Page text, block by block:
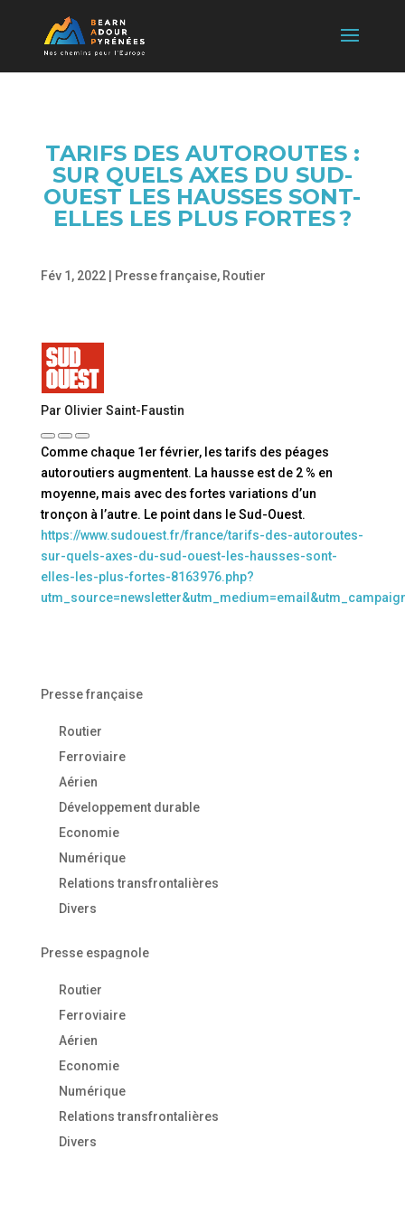
TARIFS DES AUTOROUTES :
SUR QUELS AXES DU SUD-
OUEST LES HAUSSES SONT-
ELLES LES PLUS FORTES ?
Fév 1, 2022| Presse française, Routier
Par Olivier Saint-Faustin
Comme chaque 1er février, les tarifs des péages
autoroutiers augmentent. La hausse est de 2 % en
moyenne, mais avec des fortes variations d’un
tronçon à l’autre. Le point dans le Sud-Ouest.
https://www.sudouest.fr/france/tarifs-des-autoroutes-
sur-quels-axes-du-sud-ouest-les-hausses-sont-
elles-les-plus-fortes-8163976.php?
Presse française
Routier
Ferroviaire
Aérien
Développement durable
Economie
Numérique
Relations transfrontalières
Divers
Presse espagnole
Routier
Ferroviaire
Aérien
Economie
Numérique
Relations transfrontalières
Divers